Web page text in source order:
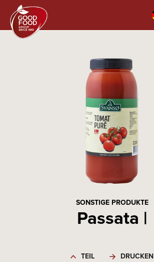
SONSTIGE PRODUKTE
Passata |
TEIL DRUCKEN